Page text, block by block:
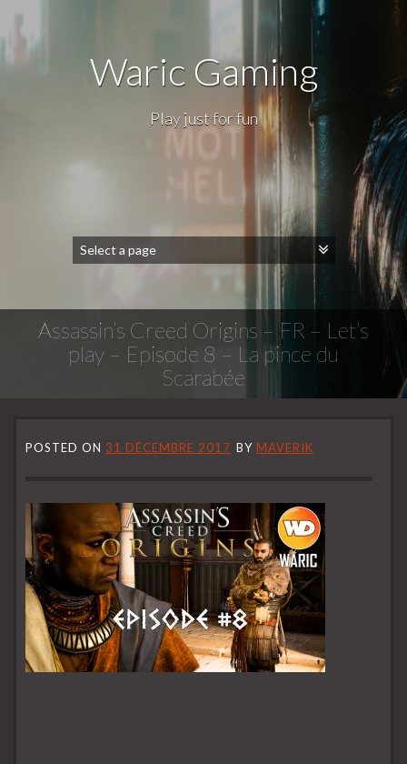
Waric Gaming
Play just for fun
Assassin’s Creed Origins – FR – Let’s
play – Episode 8 – La pince du
Scarabée
POSTED ON 31 DÉCEMBRE 2017 BY MAVERIK